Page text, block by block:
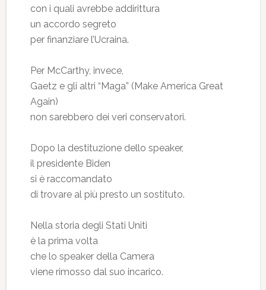
con i quali avrebbe addirittura
un accordo segreto
per finanziare l’Ucraina.
Per McCarthy, invece,
Gaetz e gli altri “Maga” (Make America Great
Again)
non sarebbero dei veri conservatori.
Dopo la destituzione dello speaker,
il presidente Biden
si è raccomandato
di trovare al più presto un sostituto.
Nella storia degli Stati Uniti
è la prima volta
che lo speaker della Camera
viene rimosso dal suo incarico.